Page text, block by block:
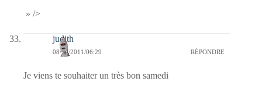
» />
judith
08/10/2011/06:29 RÉPONDRE
Je viens te souhaiter un très bon samedi